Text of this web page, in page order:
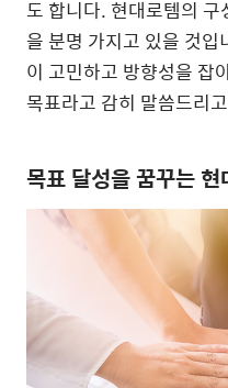
도 합니다. 현대로템의
을 분명 가지고 있을 것
이 고민하고 방향성을 잡
목표라고 감히 말씀드리
목표 달성을 꿈꾸는